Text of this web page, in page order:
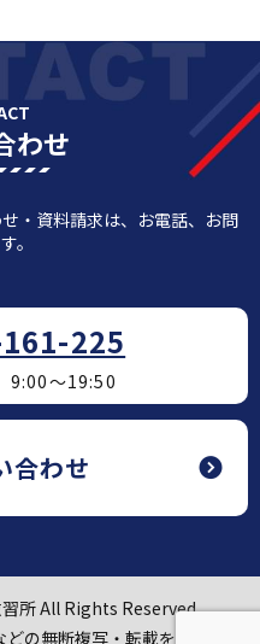
わせ
・資料請求は、お電話、お問
。
225
9:00～19:50
合わせ
所 All Rights Reserved.
の無断複写・転載を禁じま